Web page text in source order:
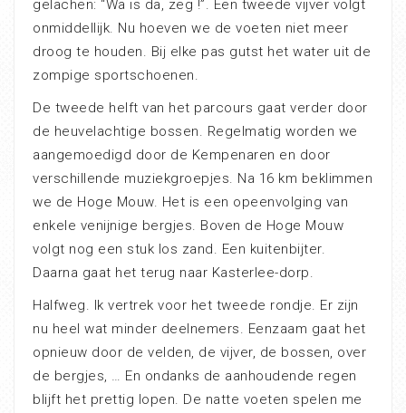
gelachen: “Wa is da, zeg !”. Een tweede vijver volgt
onmiddellijk. Nu hoeven we de voeten niet meer
droog te houden. Bij elke pas gutst het water uit de
zompige sportschoenen.
De tweede helft van het parcours gaat verder door
de heuvelachtige bossen. Regelmatig worden we
aangemoedigd door de Kempenaren en door
verschillende muziekgroepjes. Na 16 km beklimmen
we de Hoge Mouw. Het is een opeenvolging van
enkele venijnige bergjes. Boven de Hoge Mouw
volgt nog een stuk los zand. Een kuitenbijter.
Daarna gaat het terug naar Kasterlee-dorp.
Halfweg. Ik vertrek voor het tweede rondje. Er zijn
nu heel wat minder deelnemers. Eenzaam gaat het
opnieuw door de velden, de vijver, de bossen, over
de bergjes, … En ondanks de aanhoudende regen
blijft het prettig lopen. De natte voeten spelen me